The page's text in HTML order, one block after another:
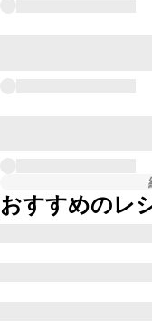
おすすめのレ